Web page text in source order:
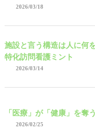
2026/03/18
施設と言う構造は人に何
特化訪問看護ミント
2026/03/14
「医療」が「健康」を奪
2026/02/25